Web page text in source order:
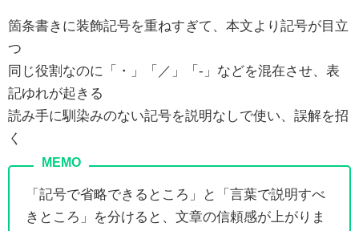
箇条書きに装飾記号を重ねすぎて、本文より記号が目立
つ
同じ役割なのに「・」「／」「-」などを混在させ、表
記ゆれが起きる
読み手に馴染みのない記号を説明なしで使い、誤解を招
く
「記号で省略できるところ」と「言葉で説明すべ
きところ」を分けると、文章の信頼感が上がりま